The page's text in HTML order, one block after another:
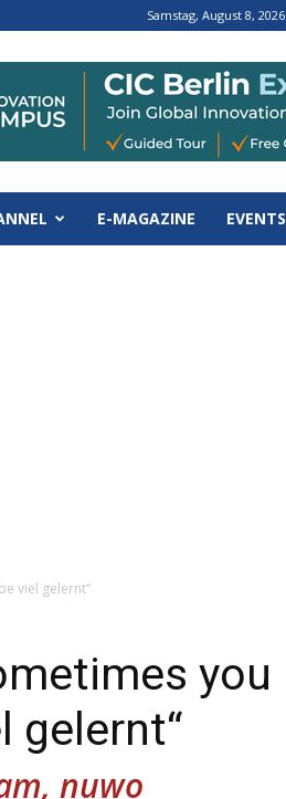
Samstag, August 8, 2026
E-MAGAZINE EVENTS
viel gelernt“
you
gelernt“
nuwo